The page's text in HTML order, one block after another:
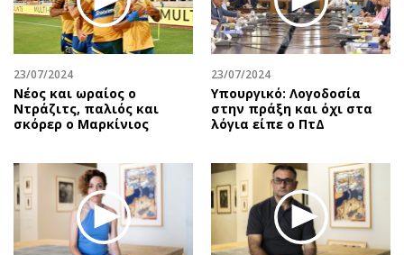
Αθλητισμός
Κύπρος
Διεθνή
Κληρώσεις Allwyn
Οικονομία
Real Estate
Επιχειρήσεις
Αγορές
Geek
Νέα
Social
Αυτοκίνηση
Πολιτική
Οικονομία
Γενικά
Αναδρομές
23/07/2024
Νέος και ωραίος ο
Ντράζιτς, παλιός και
σκόρερ ο Μαρκίνιος
23/07/2024
Υπουργικό: Λογοδοσία
στην πράξη και όχι στα
λόγια είπε ο ΠτΔ